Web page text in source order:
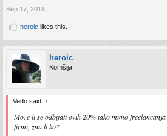
Sep 17, 2018
heroic likes this.
heroic
Komšija
Vedo said: ↑
Moze li se odbijati ovih 20% iako mimo
firmi, zna li ko?